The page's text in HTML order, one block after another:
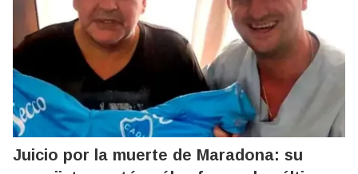
Juicio por la muerte de Maradona: su